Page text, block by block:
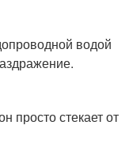
водой
просто стекает от